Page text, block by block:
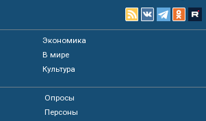
Экономика
В мире
Культура
Опросы
Персоны